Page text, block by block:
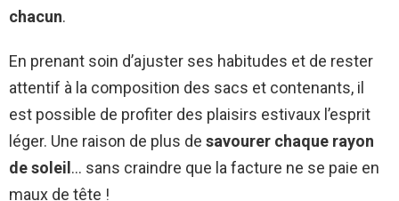
chacun.
En prenant soin d’ajuster ses habitudes et de rester
attentif à la composition des sacs et contenants, il
est possible de profiter des plaisirs estivaux l’esprit
léger. Une raison de plus de savourer chaque rayon
de soleil … sans craindre que la facture ne se paie en
maux de tête !